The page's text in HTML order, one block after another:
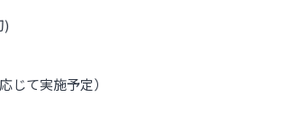
)
て実施予定）